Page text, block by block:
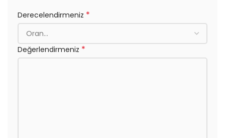
Derecelendirmeniz *
Değerlendirmeniz *